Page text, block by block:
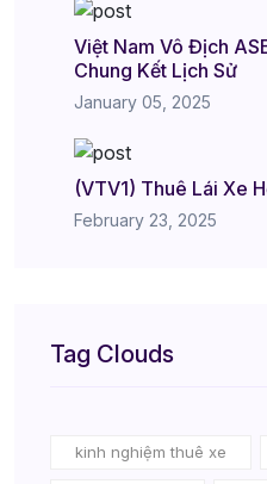
Việt Nam Vô Địch
Chung Kết Lịch Sử
January 05, 2025
(VTV1) Thuê Lái Xe
February 23, 2025
Tag Clouds
kinh nghiệm thuê xe